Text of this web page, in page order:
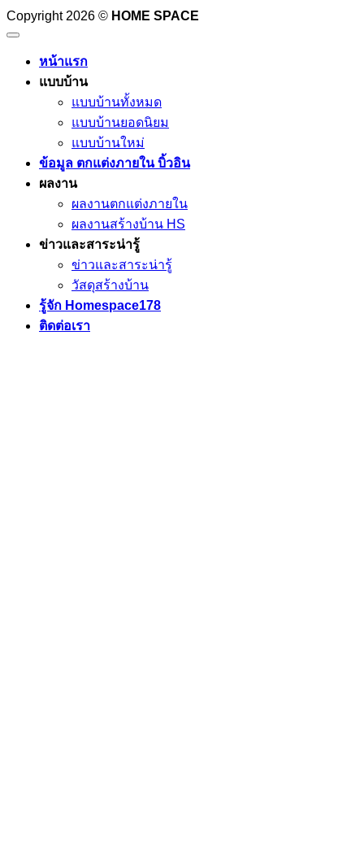
Copyright 2026 © HOME SPACE
หน้าแรก
แบบบ้าน
แบบบ้านทั้งหมด
แบบบ้านยอดนิยม
แบบบ้านใหม่
ข้อมูล ตกแต่งภายใน บิ้วอิน
ผลงาน
ผลงานตกแต่งภายใน
ผลงานสร้างบ้าน HS
ข่าวและสาระน่ารู้
ข่าวและสาระน่ารู้
วัสดุสร้างบ้าน
รู้จัก Homespace178
ติดต่อเรา